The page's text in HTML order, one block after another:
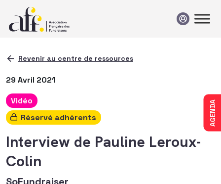
AGENDA
Revenir au centre de ressources
29 Avril 2021
Vidéo
Réservé adhérents
Interview de Pauline Leroux-
Colin